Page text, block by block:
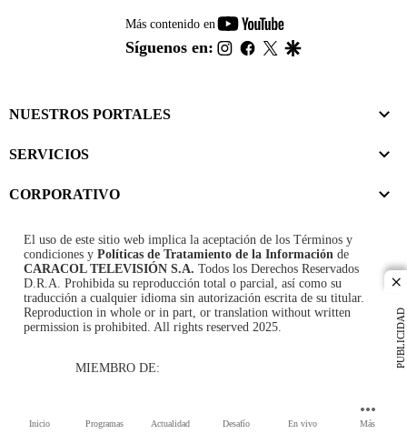
Inicio Programas Actualidad Desafío En vivo Más
PUBLICIDAD
Más contenido en
youtube-
footer
Síguenos en: instagram
facebook
twitter
NUESTROS PORTALES
SERVICIOS
CORPORATIVO
El uso de este sitio web implica la aceptación de los Términos y
condiciones y Políticas de Tratamiento de la Información de
CARACOL TELEVISIÓN S.A. Todos los Derechos Reservados
D.R.A. Prohibida su reproducción total o parcial, así como su
traducción a cualquier idioma sin autorización escrita de su titular.
Reproduction in whole or in part, or translation without written
permission is prohibited. All rights reserved 2025.
MIEMBRO DE: